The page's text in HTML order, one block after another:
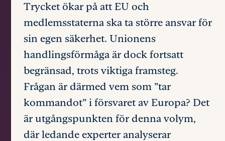
Trycket ökar på att EU och
medlemsstaterna ska ta större ansvar för
sin egen säkerhet. Unionens
handlingsförmåga är dock fortsatt
begränsad, trots viktiga framsteg.
Frågan är därmed vem som ”tar
kommandot” i försvaret av Europa? Det
är utgångspunkten för denna volym,
där ledande experter analyserar